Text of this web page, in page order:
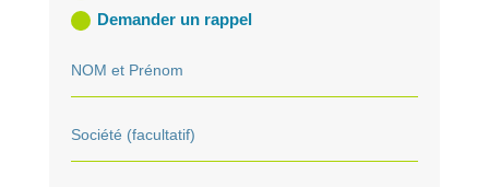
Demander un rappel